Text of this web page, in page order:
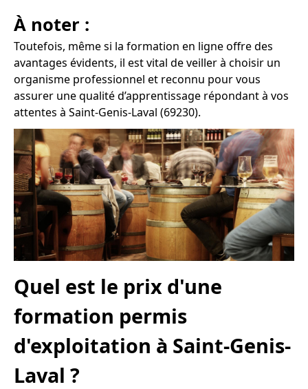
À noter :
Toutefois, même si la formation en ligne offre des
avantages évidents, il est vital de veiller à choisir un
organisme professionnel et reconnu pour vous
assurer une qualité d’apprentissage répondant à vos
attentes à Saint-Genis-Laval (69230).
Quel est le prix d'une
formation permis
d'exploitation à Saint-Genis-
Laval ?